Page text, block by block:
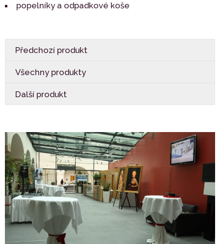
popelníky a odpadkové koše
Předchozí produkt
Všechny produkty
Další produkt